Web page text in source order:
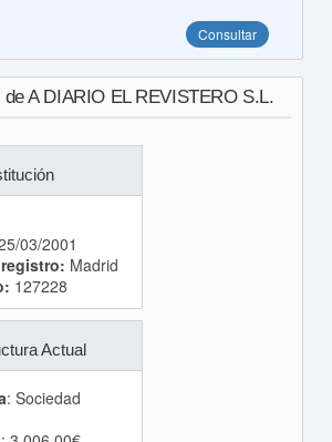
Consultar
A DIARIO EL REVISTERO S.L.
03/2001
Madrid
127228
Actual
: Sociedad